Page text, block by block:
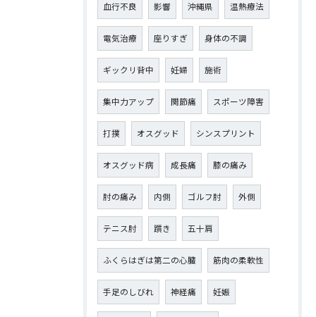
血行不良 影響 沖縄県 温熱療法
電気治療 座りすぎ 身体の不調
ギックリ背中 妊婦 施術
集中力アップ 関節痛 スポーツ障害
打撲 オスグッド シンスプリント
オスグッド病 成長痛 膝の痛み
肘の痛み 内側 ゴルフ肘 外側
テニス肘 躓き 五十肩
ふくらはぎは第二の心臓 筋肉の柔軟性
手足のしびれ 神経痛 妊娠